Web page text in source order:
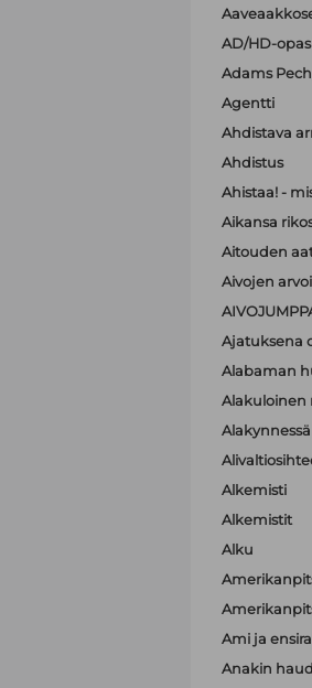
AD/HD-
Adams
Agentti
Ahdistava
Ahdistus
Ahistaa! -
Aikansa
Aitouden
Aivojen
Ajatuksena
Alabaman
Alakuloinen
Alakynnessä
Alkemisti
Alkemistit
Alku
Ami ja
Anakin